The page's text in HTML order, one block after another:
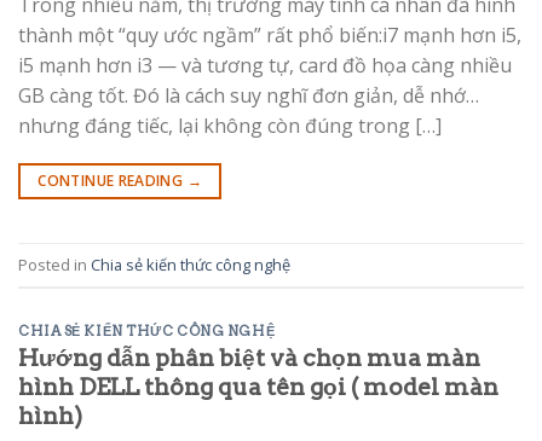
Trong nhiều năm, thị trường máy tính cá nhân đã hình
thành một “quy ước ngầm” rất phổ biến:i7 mạnh hơn i5,
i5 mạnh hơn i3 — và tương tự, card đồ họa càng nhiều
GB càng tốt. Đó là cách suy nghĩ đơn giản, dễ nhớ…
nhưng đáng tiếc, lại không còn đúng trong […]
CONTINUE READING →
Posted in Chia sẻ kiến thức công nghệ
CHIA SẺ KIẾN THỨC CÔNG NGHỆ
Hướng dẫn phân biệt và chọn mua màn
hình DELL thông qua tên gọi ( model màn
hình)